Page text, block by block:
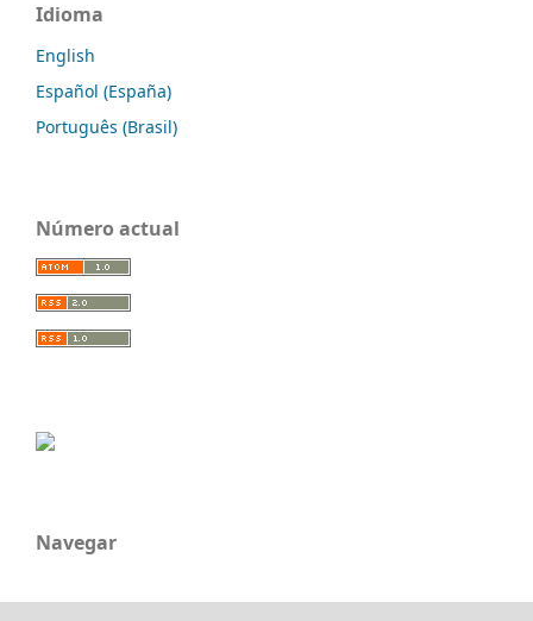
Idioma
English
Español (España)
Português (Brasil)
Número actual
Navegar